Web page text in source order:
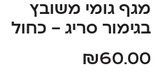
מגף גומי משובץ
בגימור סריג – כחול
₪60.00